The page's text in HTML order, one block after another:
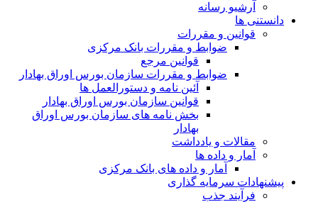
آرشیو رسانه
دانستنی ها
قوانین و مقررات
ضوابط و مقررات بانک مرکزی
قوانين مرجع
ضوابط و مقررات سازمان بورس اوراق بهادار
آئین نامه و دستورالعمل ها
قوانین سازمان بورس اوراق بهادار
بخش نامه های سازمان بورس اوراق
بهادار
مقالات و یادداشت
آمار و داده ها
آمار و داده های بانک مرکزی
پیشنهادات سرمایه گذاری
فرآیند جذب